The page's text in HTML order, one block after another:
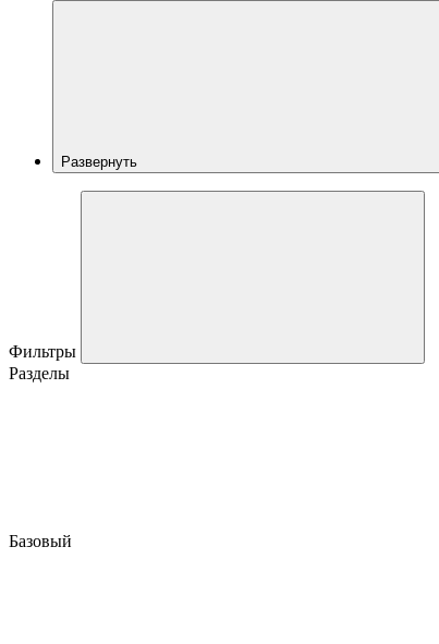
Развернуть
Фильтры
Разделы
Базовый